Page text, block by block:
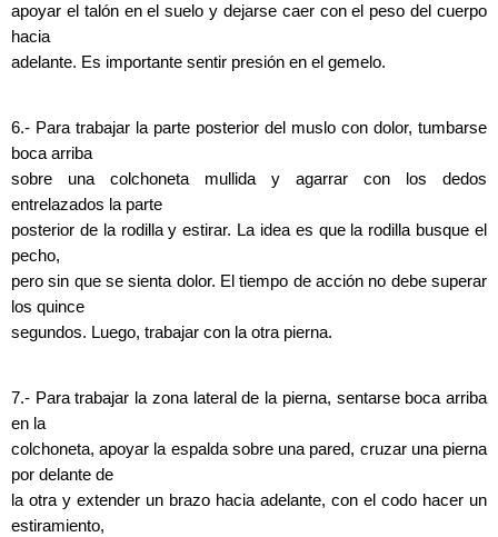
apoyar el talón en el suelo y dejarse caer con el peso del cuerpo
hacia
adelante. Es importante sentir presión en el gemelo.
6.- Para trabajar la parte posterior del muslo con dolor, tumbarse
boca arriba
sobre una colchoneta mullida y agarrar con los dedos
entrelazados la parte
posterior de la rodilla y estirar. La idea es que la rodilla busque el
pecho,
pero sin que se sienta dolor. El tiempo de acción no debe superar
los quince
segundos. Luego, trabajar con la otra pierna.
7.- Para trabajar la zona lateral de la pierna, sentarse boca arriba
en la
colchoneta, apoyar la espalda sobre una pared, cruzar una pierna
por delante de
la otra y extender un brazo hacia adelante, con el codo hacer un
estiramiento,